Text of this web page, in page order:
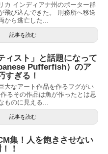
カ インディアナ州のポーター群
飛び込んできた。 刑務所へ移送
から逃亡した...
記事を読む
ィスト」と話題になって
Pufferfish）のア
すぎる！
大なアート作品を作るフグがい
るその作品は魚が作ったとは思
ものに見える...
記事を読む
集！人を飽きさせない
！